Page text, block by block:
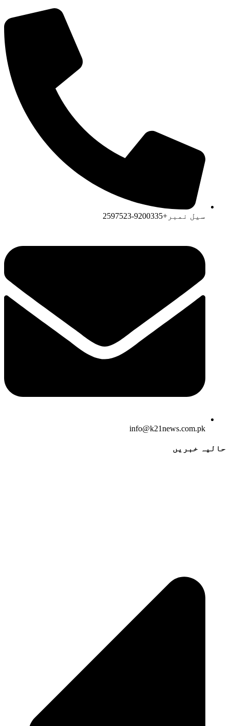
سیل نمبر+9200335-2597523
info@k21news.com.pk
حالیہ خبریں